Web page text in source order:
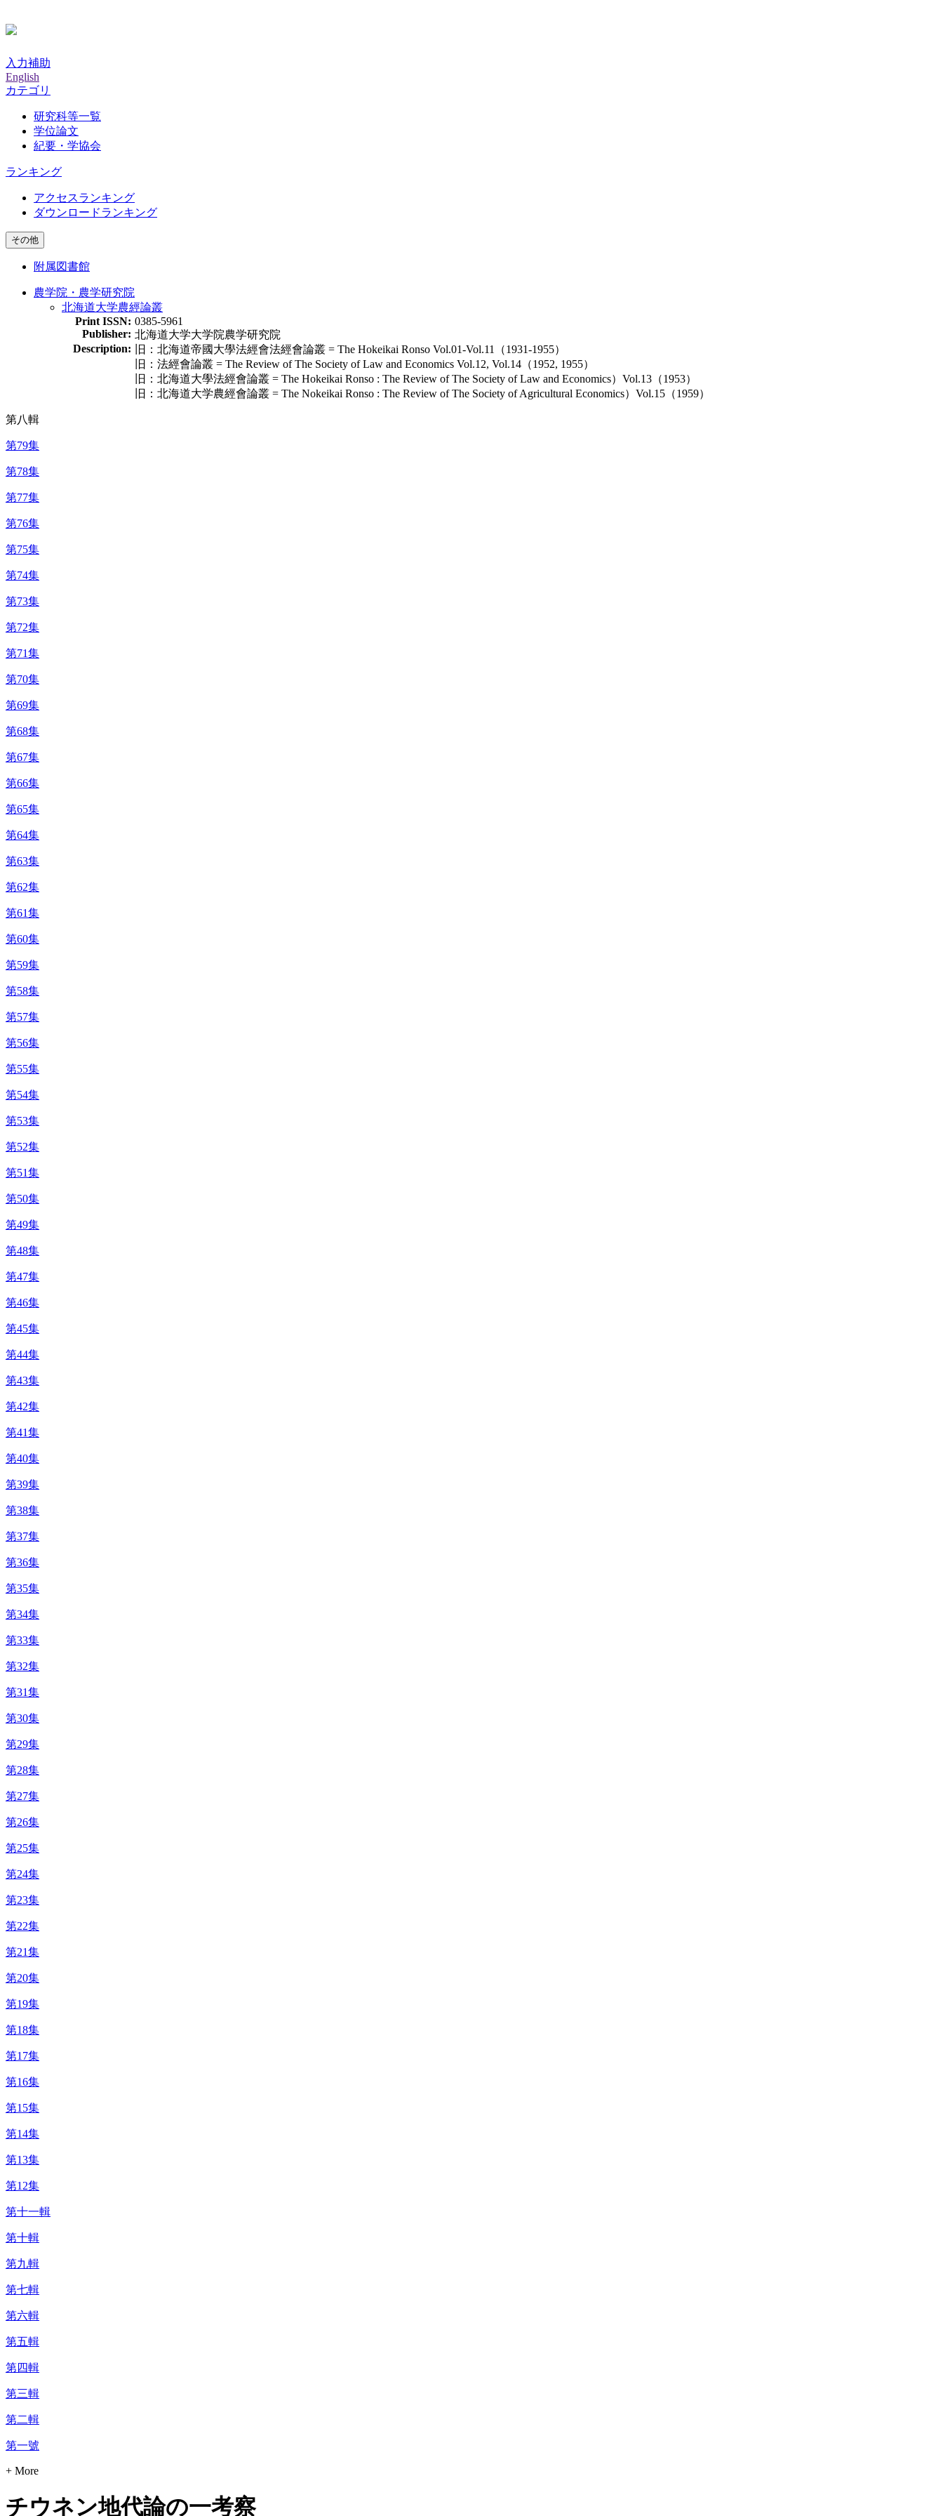
入力補助
English
カテゴリ
研究科等一覧
学位論文
紀要・学協会
ランキング
アクセスランキング
ダウンロードランキング
その他
附属図書館
農学院・農学研究院
北海道大学農經論叢
Print ISSN: 0385-5961
Publisher: 北海道大学大学院農学研究院
Description:
旧：北海道帝國大學法經會法經會論叢 = The Hokeikai Ronso Vol.01-Vol.11（1931-1955）
旧：法經會論叢 = The Review of The Society of Law and Economics Vol.12, Vol.14（1952, 1955）
旧：北海道大學法經會論叢 = The Hokeikai Ronso : The Review of The Society of Law and Economics）Vol.13（1953）
旧：北海道大学農經會論叢 = The Nokeikai Ronso : The Review of The Society of Agricultural Economics）Vol.15（1959）
第八輯
第79集
第78集
第77集
第76集
第75集
第74集
第73集
第72集
第71集
第70集
第69集
第68集
第67集
第66集
第65集
第64集
第63集
第62集
第61集
第60集
第59集
第58集
第57集
第56集
第55集
第54集
第53集
第52集
第51集
第50集
第49集
第48集
第47集
第46集
第45集
第44集
第43集
第42集
第41集
第40集
第39集
第38集
第37集
第36集
第35集
第34集
第33集
第32集
第31集
第30集
第29集
第28集
第27集
第26集
第25集
第24集
第23集
第22集
第21集
第20集
第19集
第18集
第17集
第16集
第15集
第14集
第13集
第12集
第十一輯
第十輯
第九輯
第七輯
第六輯
第五輯
第四輯
第三輯
第二輯
第一號
+ More
チウネン地代論の一考察